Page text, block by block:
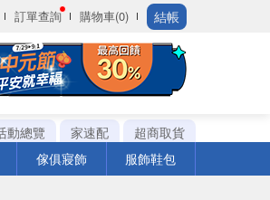
訂單查詢 購物車(0) 結帳
動總覽 家速配
超商取貨
傢俱寢飾 服飾鞋包